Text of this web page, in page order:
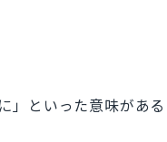
」といった意味がある